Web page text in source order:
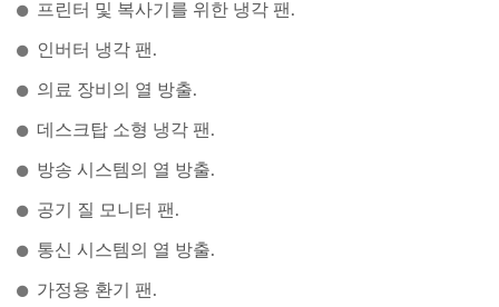
프린터 및 복사기를 위한 냉각 팬.
인버터 냉각 팬.
의료 장비의 열 방출.
데스크탑 소형 냉각 팬.
방송 시스템의 열 방출.
공기 질 모니터 팬.
통신 시스템의 열 방출.
가정용 환기 팬.